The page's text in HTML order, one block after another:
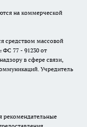
на коммерческой
средством массовой
77 - 91230 от
в сфере связи,
Учредитель
рекомендательные